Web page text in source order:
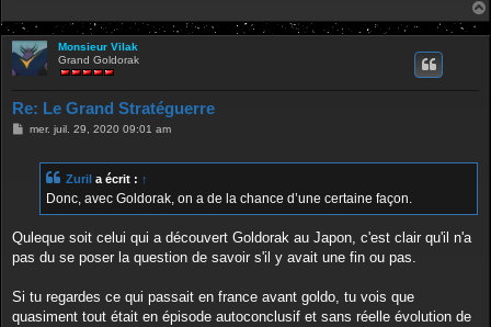
Monsieur Vilak
Grand Goldorak
Re: Le Grand Stratéguerre
Mmer. juil. 29, 2020 09:01 am
Zuril a écrit : ↑
Donc, avec Goldorak, on a de la chance d’une certaine façon.
Quleque soit celui qui a découvert Goldorak au Japon, c'est clair qu'il n'a
pas du se poser la question de savoir s'il y avait une fin ou pas.
Si tu regardes ce qui passait en france avant goldo, tu vois que
quasiment tout était en épisode autoconclusif et sans réelle évolution de